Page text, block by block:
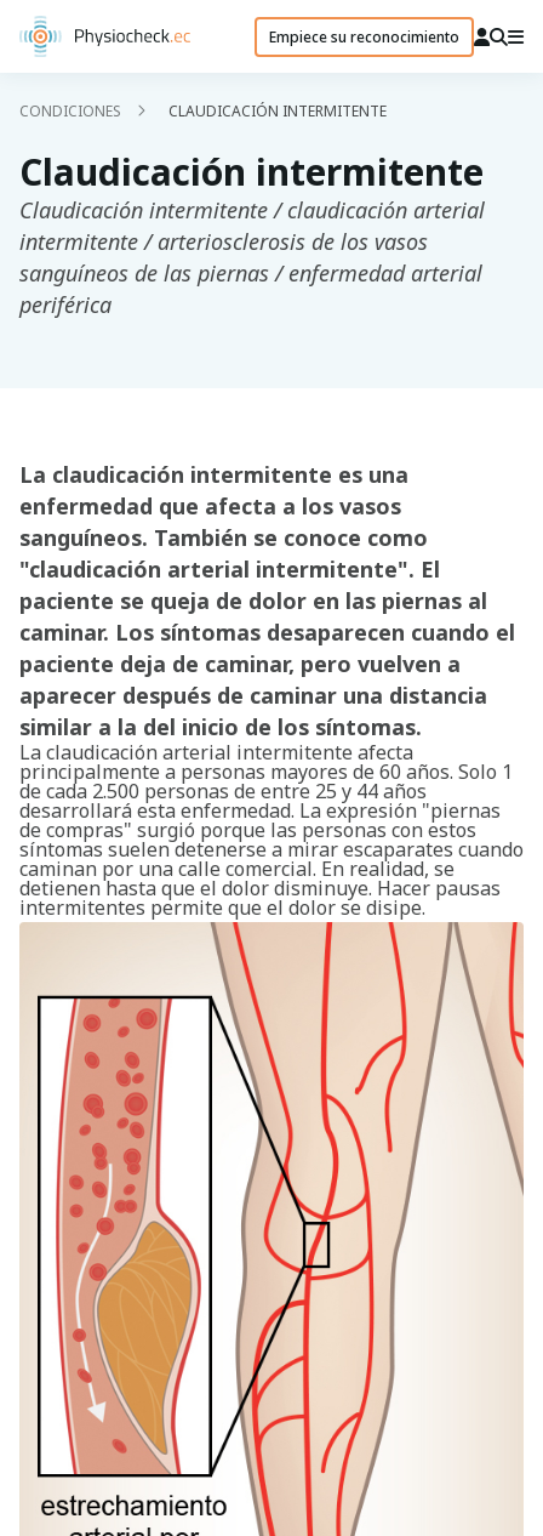
Empiece su reconocimiento
CONDICIONES CLAUDICACIÓN INTERMITENTE
Claudicación intermitente
Claudicación intermitente / claudicación arterial
intermitente / arteriosclerosis de los vasos
sanguíneos de las piernas / enfermedad arterial
periférica
La claudicación intermitente es una
enfermedad que afecta a los vasos
sanguíneos. También se conoce como
"claudicación arterial intermitente". El
paciente se queja de dolor en las piernas al
caminar. Los síntomas desaparecen cuando el
paciente deja de caminar, pero vuelven a
aparecer después de caminar una distancia
similar a la del inicio de los síntomas.
La claudicación arterial intermitente afecta
principalmente a personas mayores de 60 años. Solo 1
de cada 2.500 personas de entre 25 y 44 años
desarrollará esta enfermedad. La expresión "piernas
de compras" surgió porque las personas con estos
síntomas suelen detenerse a mirar escaparates cuando
caminan por una calle comercial. En realidad, se
detienen hasta que el dolor disminuye. Hacer pausas
intermitentes permite que el dolor se disipe.